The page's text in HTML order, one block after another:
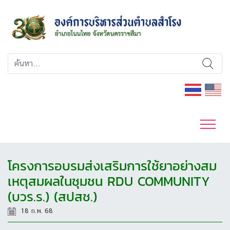
โครงการอบรมส่งเสริมการใช้ยาอย่างสม
เหตุสมผลในชุมชน RDU COMMUNITY
(บวร.ร.) (สปสช.)
18 ก.พ. 68